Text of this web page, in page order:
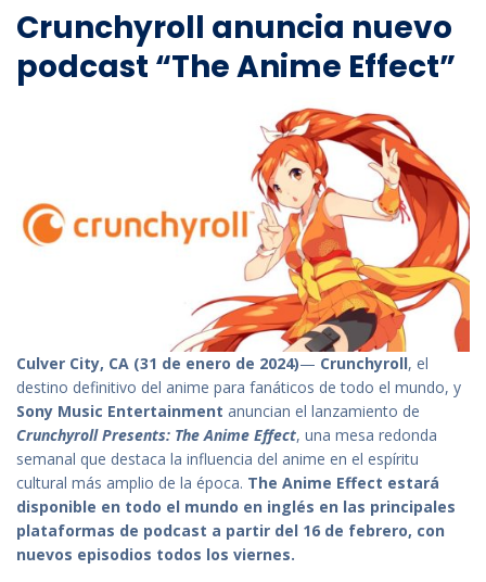
Crunchyroll anuncia nuevo
podcast “The Anime Effect”
Culver City, CA (31 de enero de 2024)— Crunchyroll, el
destino definitivo del anime para fanáticos de todo el mundo, y
Sony Music Entertainment anuncian el lanzamiento de
Crunchyroll Presents: The Anime Effect, una mesa redonda
semanal que destaca la influencia del anime en el espíritu
cultural más amplio de la época. The Anime Effect estará
disponible en todo el mundo en inglés en las principales
plataformas de podcast a partir del 16 de febrero, con
nuevos episodios todos los viernes.